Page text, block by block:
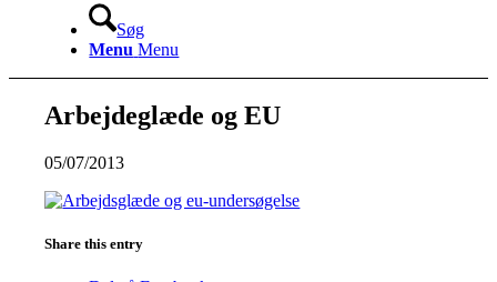
Søg
Menu Menu
Arbejdeglæde og EU
05/07/2013
Share this entry